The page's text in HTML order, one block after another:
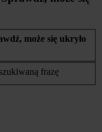
może się ukryło
frazę